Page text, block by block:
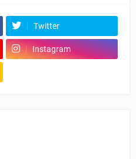
Twitter
Instagram